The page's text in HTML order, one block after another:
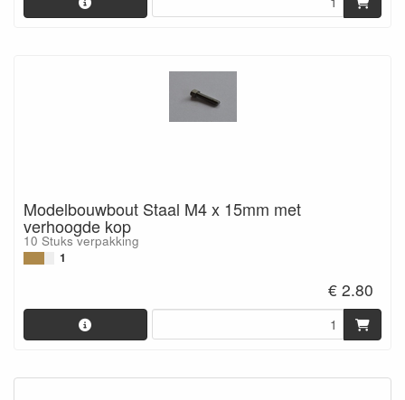
Modelbouwbout Staal M4 x 15mm met
verhoogde kop
10 Stuks verpakking
1
€ 2.80